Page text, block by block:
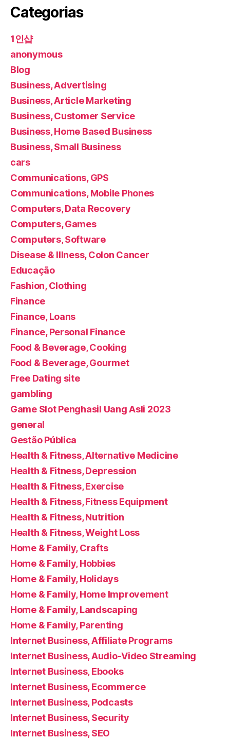
Categorias
1인샵
anonymous
Blog
Business, Advertising
Business, Article Marketing
Business, Customer Service
Business, Home Based Business
Business, Small Business
cars
Communications, GPS
Communications, Mobile Phones
Computers, Data Recovery
Computers, Games
Computers, Software
Disease & Illness, Colon Cancer
Educação
Fashion, Clothing
Finance
Finance, Loans
Finance, Personal Finance
Food & Beverage, Cooking
Food & Beverage, Gourmet
Free Dating site
gambling
Game Slot Penghasil Uang Asli 2023
general
Gestão Pública
Health & Fitness, Alternative Medicine
Health & Fitness, Depression
Health & Fitness, Exercise
Health & Fitness, Fitness Equipment
Health & Fitness, Nutrition
Health & Fitness, Weight Loss
Home & Family, Crafts
Home & Family, Hobbies
Home & Family, Holidays
Home & Family, Home Improvement
Home & Family, Landscaping
Home & Family, Parenting
Internet Business, Affiliate Programs
Internet Business, Audio-Video Streaming
Internet Business, Ebooks
Internet Business, Ecommerce
Internet Business, Podcasts
Internet Business, Security
Internet Business, SEO